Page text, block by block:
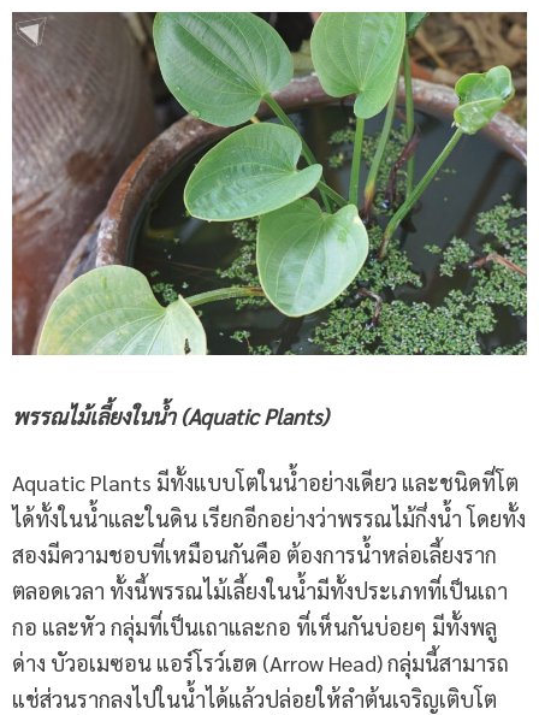
พรรณไม้เลี้ยงในน้ำ (Aquatic Plants)
Aquatic Plants มีทั้งแบบโตในน้ำอย่างเดียว และชนิดที่โต
ได้ทั้งในน้ำและในดิน เรียกอีกอย่างว่าพรรณไม้กึ่งน้ำ โดยทั้ง
สองมีความชอบที่เหมือนกันคือ ต้องการน้ำหล่อเลี้ยงราก
ตลอดเวลา ทั้งนี้พรรณไม้เลี้ยงในน้ำมีทั้งประเภทที่เป็นเถา
กอ และหัว กลุ่มที่เป็นเถาและกอ ที่เห็นกันบ่อยๆ มีทั้งพลู
ด่าง บัวอเมซอน แอร์โรว์เฮด (Arrow Head) กลุ่มนี้สามารถ
แช่ส่วนรากลงไปในน้ำได้แล้วปล่อยให้ลำต้นเจริญเติบโต